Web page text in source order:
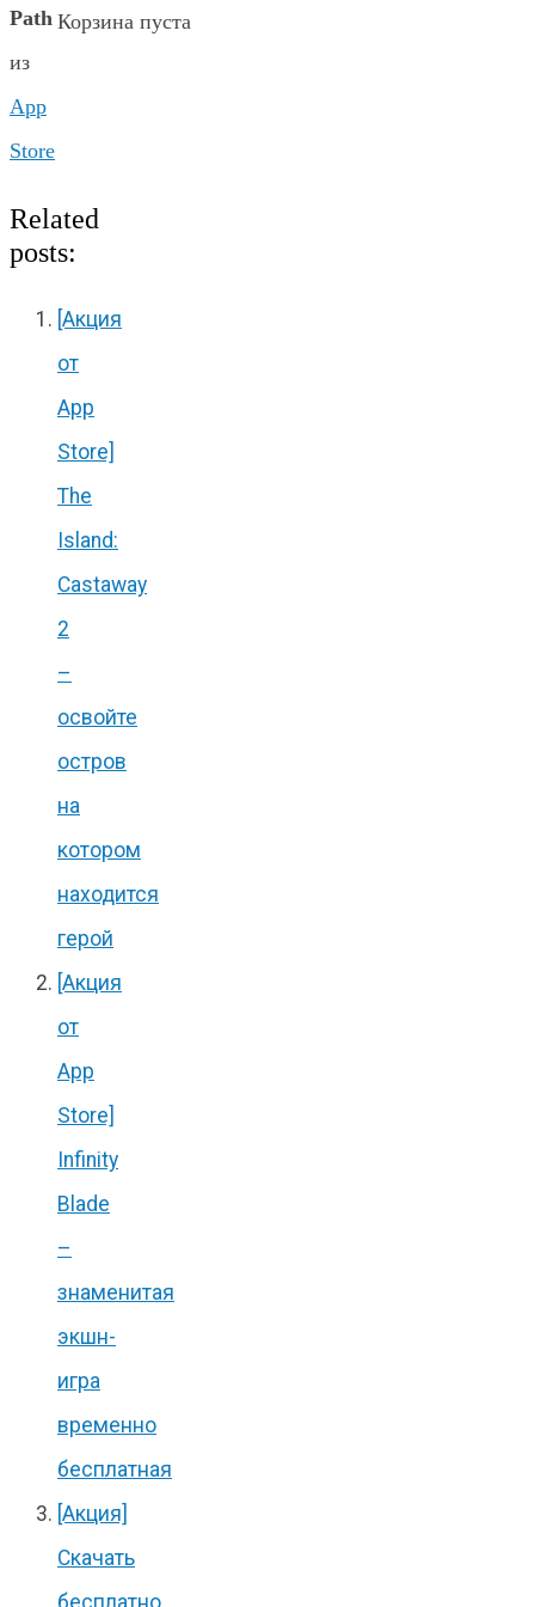
Корзина пуста
Path
из
App
Store
Related
posts:
[Акция
от
App
Store]
The
Island:
Castaway
2
–
освойте
остров
на
котором
находится
герой
[Акция
от
App
Store]
Infinity
Blade
–
знаменитая
экшн-
игра
временно
бесплатная
[Акция]
Скачать
бесплатно